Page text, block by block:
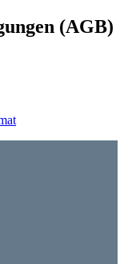
(AGB)